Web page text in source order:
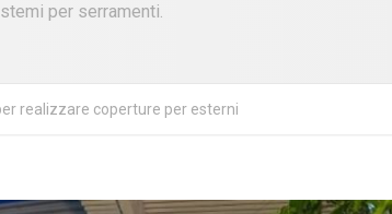
per serramenti.
realizzare coperture per esterni